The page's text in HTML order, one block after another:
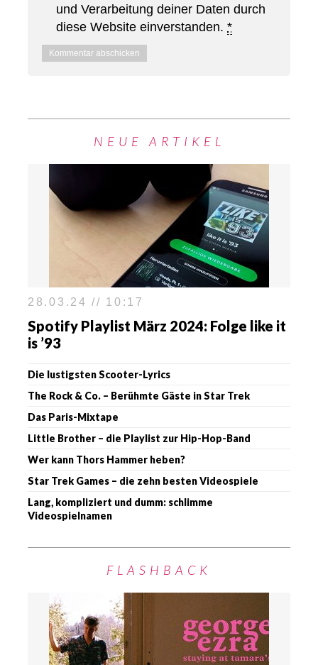
und Verarbeitung deiner Daten durch
diese Website einverstanden. *
NEUE ARTIKEL
28.03.24 // 10:17
Spotify Playlist März 2024: Folge like it
is ’93
Die lustigsten Scooter-Lyrics
The Rock & Co. – Berühmte Gäste in Star Trek
Das Paris-Mixtape
Little Brother – die Playlist zur Hip-Hop-Band
Wer kann Thors Hammer heben?
Star Trek Games – die zehn besten Videospiele
Lang, kompliziert und dumm: schlimme
Videospielnamen
FLASHBACK